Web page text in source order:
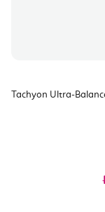
Tachyon Ultra-